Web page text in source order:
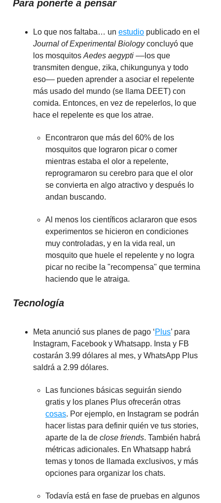
Para ponerte a pensar
Lo que nos faltaba… un estudio publicado en el
Journal of Experimental Biologyconcluyó que
los mosquitos Aedes aegypti ––los que
transmiten dengue, zika, chikungunya y todo
eso–– pueden aprender a asociar el repelente
más usado del mundo (se llama DEET) con
comida. Entonces, en vez de repelerlos, lo que
hace el repelente es que los atrae.
Encontraron que más del 60% de los
mosquitos que lograron picar o comer
mientras estaba el olor a repelente,
reprogramaron su cerebro para que el olor
se convierta en algo atractivo y después lo
andan buscando.
Al menos los científicos aclararon que esos
experimentos se hicieron en condiciones
muy controladas, y en la vida real, un
mosquito que huele el repelente y no logra
picar no recibe la "recompensa" que termina
haciendo que le atraiga.
Tecnología
Meta anunció sus planes de pago ‘Plus’ para
Instagram, Facebook y Whatsapp. Insta y FB
costarán 3.99 dólares al mes, y WhatsApp Plus
saldrá a 2.99 dólares.
Las funciones básicas seguirán siendo
gratis y los planes Plus ofrecerán otras
cosas. Por ejemplo, en Instagram se podrán
hacer listas para definir quién ve tus stories,
aparte de la de close friends. También habrá
métricas adicionales. En Whatsapp habrá
temas y tonos de llamada exclusivos, y más
opciones para organizar los chats.
Todavía está en fase de pruebas en algunos